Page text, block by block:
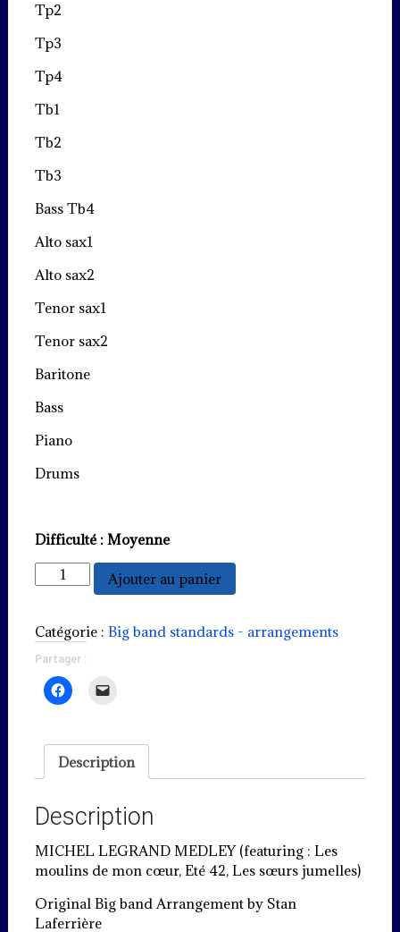
Tp2
Tp3
Tp4
Tb1
Tb2
Tb3
Bass Tb4
Alto sax1
Alto sax2
Tenor sax1
Tenor sax2
Baritone
Bass
Piano
Drums
Difficulté : Moyenne
quantité
de
Legrand
Medley
Ajouter au panier
Catégorie : Big band standards - arrangements
Partager :
Description
Description
MICHEL LEGRAND MEDLEY (featuring : Les
moulins de mon cœur, Eté 42, Les sœurs jumelles)
Original Big band Arrangement by Stan
Laferrière